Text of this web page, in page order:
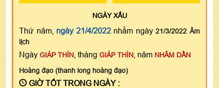
NGÀYXẤU
Thứ năm, ngày 21/4/2022nhằm ngày21/3/2022 Âm
lịch
Ngày GIÁP THÌN , tháng GIÁP THÌN , năm NHÂM DẦN
Hoàng đạo (thanh long hoàng đạo)
GIỜ TỐT TRONG NGÀY :